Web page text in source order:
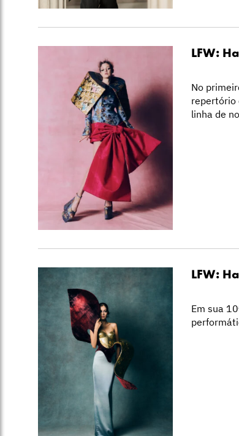
LFW:
No
repertório
linha de
LFW:
Em sua